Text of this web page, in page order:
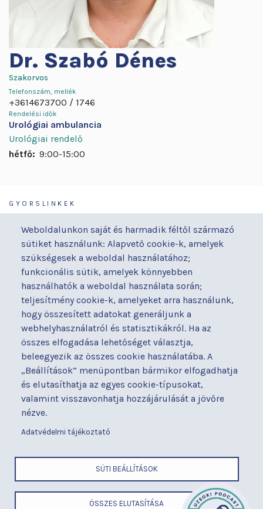
Weboldalunkon saját és harmadik féltől származó
sütiket használunk: Alapvető cookie-k, amelyek
szükségesek a weboldal használatához;
funkcionális sütik, amelyek könnyebben
használhatók a weboldal használata során;
teljesítmény cookie-k, amelyeket arra használunk,
hogy összesített adatokat generáljunk a
webhelyhasználatról és statisztikákról. Ha az
összes elfogadása lehetőséget választja,
beleegyezik az összes cookie használatába. A
„Beállítások” menüpontban bármikor elfogadhatja
és elutasíthatja az egyes cookie-típusokat,
valamint visszavonhatja hozzájárulását a jövőre
nézve.
Adatvédelmi tájékoztató
SÜTI BEÁLLÍTÁSOK
ÖSSZES ELUTASÍTÁSA
Dr. Szabó Dénes
Szakorvos
Telefonszám, mellék
+3614673700 1746
Rendelési idők
Urológiai ambulancia
Urológiai rendelő
hétfő: 9:00-15:00
a Semmelweis Egyetem Általános Orvostudományi Kar Gyakorló
GYORSLINKEK
Orvosaink
Osztályaink
Kapcsolat
Akadálymentesítési
nyilatkozat
Alapítványaink
Betegjogi képviselő
Címek és telefonszámok
Diagnosztika
Események
Gyermekmegőrző
Házirend
Hírek
Parkolás
Térítéses ellátás
Videógaléria
Visszajelzések
Várólista
Közérdekű adatok
LÁBLÉC
Cím